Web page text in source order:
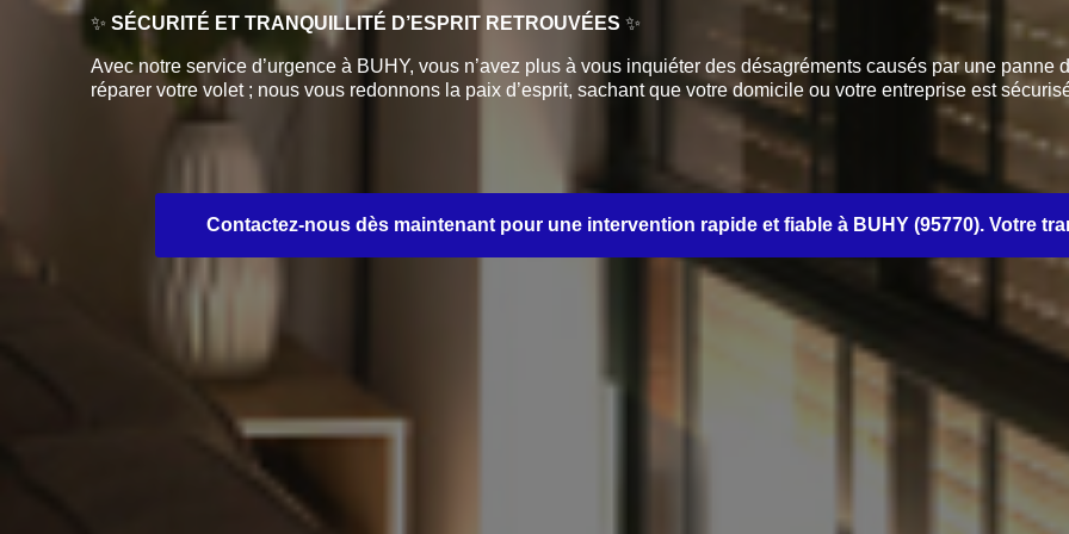
✨ SÉCURITÉ ET TRANQUILLITÉ D’ESPRIT RETROUVÉES ✨
Avec notre service d’urgence à BUHY, vous n’avez plus à vous inquiéter des désagréments causés par une
réparer votre volet ; nous vous redonnons la paix d’esprit, sachant que votre domicile ou votre entreprise est
Contactez-nous dès maintenant pour une intervention rapide et fiable à BUHY (95770). Votre